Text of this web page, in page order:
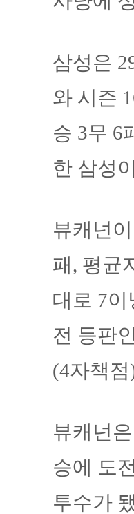
삼성은
와 시즌
승 3무 6
한 삼성
뷰캐넌
패, 평균
대로 7
전 등판
(4자책
뷰캐넌
승에 도
투수가